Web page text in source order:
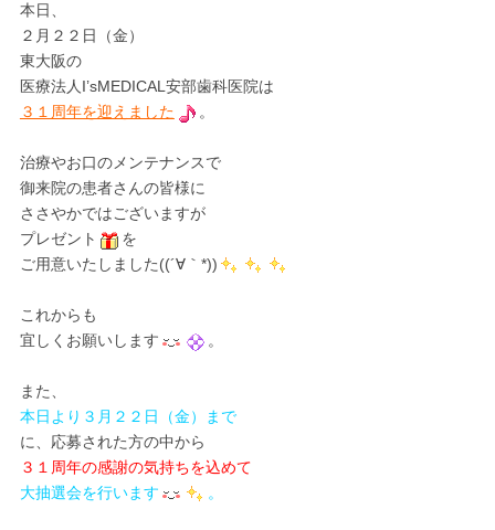
本日、
２月２２日（金）
東大阪の
医療法人I’sMEDICAL安部歯科医院は
３１周年を迎えました
。
治療やお口のメンテナンスで
御来院の患者さんの皆様に
ささやかではございますが
プレゼント
を
ご用意いたしました((´∀｀*))
これからも
宜しくお願いします
。
また、
本日より３月２２日（金）まで
に、応募された方の中から
３１周年の感謝の気持ちを込めて
大抽選会を行います
。